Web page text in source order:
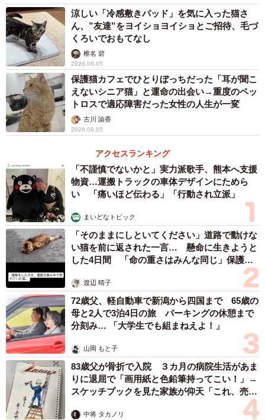
涼しい「冷感敷きパッド」を気に入った猫さ
ん、”友達”をヨイショヨイショとご招待、毛づ
くろいでおもてなし
椎名 碧
2026.08.05
保護猫カフェでひとりぼっちだった「耳が聞こ
えないシニア猫」と運命の出会い→重度のペッ
トロスで適応障害だった女性の人生が一変
古川 諭香
2026.08.05
アクセスランキング
「不謹慎でないかと」実力派歌手、熊本へ支援
物資…運搬トラックの車体デザインにためら
い 「痛いほど伝わる」「行動され立派」
まいどなトピック
「そのままにしといてください」道路で動けな
い猫を前に返された一言… 懸命に生きようと
した4日間 「命の重さはみんな同じ」保護団
渡辺 晴子
72歳父、軽自動車で新潟から四国まで 65歳の
母と2人で3泊4日の旅 パーキングの休憩まで
分刻み… 「大学生でも組まねえよ！」
山岡 もと子
83歳父が骨折で入院 ３カ月の病院生活があま
りに退屈で「画用紙と色鉛筆持ってこい！」→
スケッチブックを見た家族が仰天「これ、売れ
中将 タカノリ